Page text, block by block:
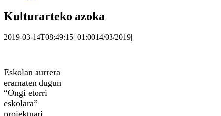
Kulturarteko azoka
2019-03-14T08:49:15+01:0014/03/2019|
Eskolan aurrera
eramaten dugun
“Ongi etorri
eskolara”
proiektuari